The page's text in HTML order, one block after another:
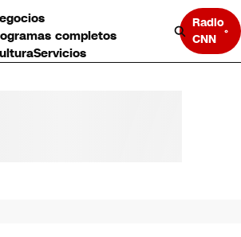
completos
Servicios
Radio
CNN